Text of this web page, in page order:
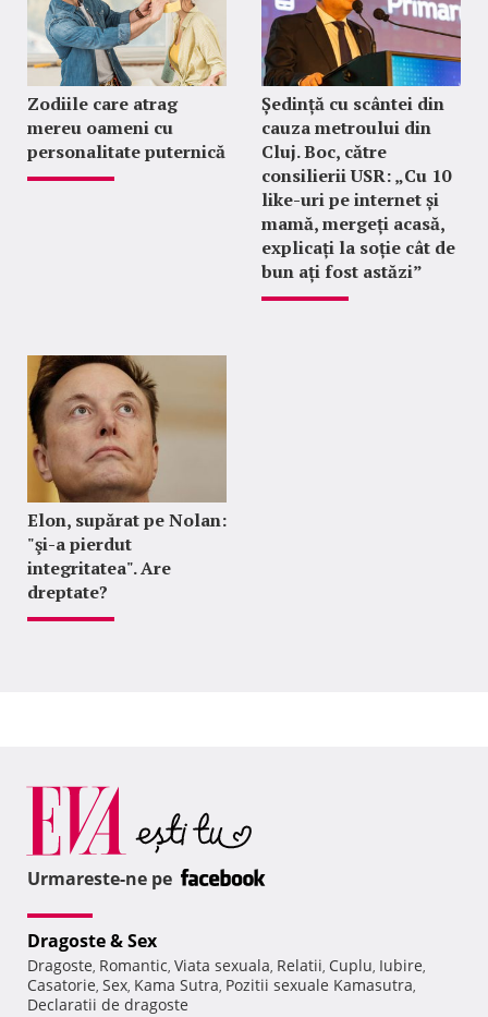
Zodiile care atrag
mereu oameni cu
personalitate puternică
Ședință cu scântei din
cauza metroului din
Cluj. Boc, către
consilierii USR: „Cu 10
like-uri pe internet și
mamă, mergeți acasă,
explicați la soție cât de
bun ați fost astăzi”
Elon, supărat pe Nolan:
"şi-a pierdut
integritatea". Are
dreptate?
Urmareste-ne pe
Dragoste & Sex
Dragoste, Romantic, Viata sexuala, Relatii, Cuplu, Iubire,
Casatorie, Sex, Kama Sutra, Pozitii sexuale Kamasutra,
Declaratii de dragoste